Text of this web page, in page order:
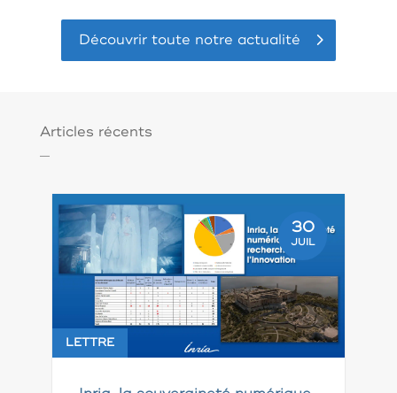
Découvrir toute notre actualité
Articles récents
30
JUIL
LETTRE